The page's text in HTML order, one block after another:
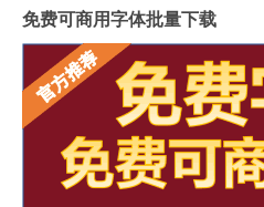
免费可商用字体批量下载